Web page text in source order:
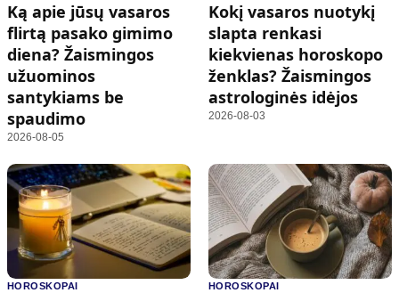
Ką apie jūsų vasaros
flirtą pasako gimimo
diena? Žaismingos
užuominos
santykiams be
spaudimo
2026-08-05
Kokį vasaros nuotykį
slapta renkasi
kiekvienas horoskopo
ženklas? Žaismingos
astrologinės idėjos
2026-08-03
HOROSKOPAI HOROSKOPAI